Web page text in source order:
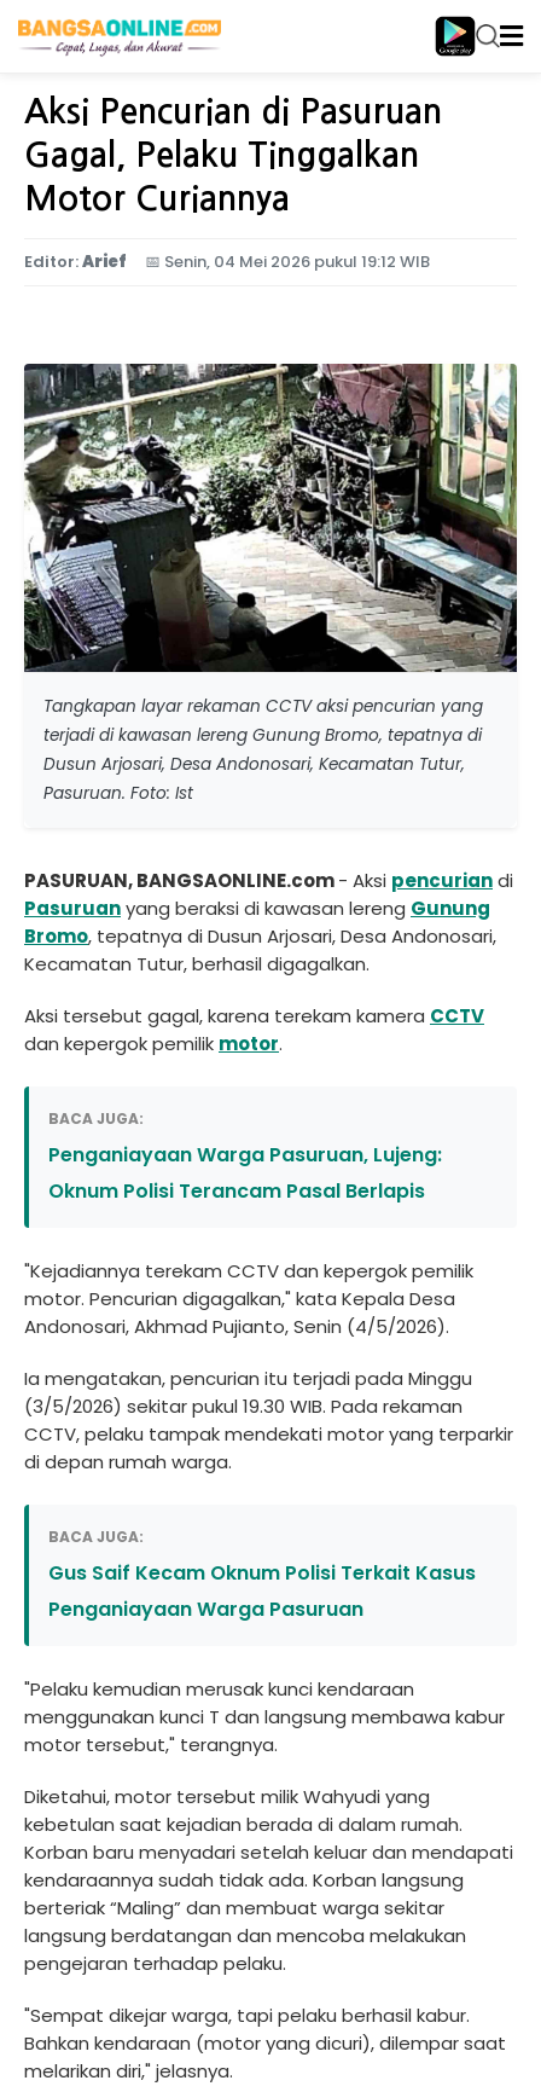
Home Jawa Timur
Aksi Pencurian di Pasuruan
Gagal, Pelaku Tinggalkan
Motor Curiannya
Editor:Arief 📅 Senin, 04 Mei 2026 pukul 19:12 WIB
Tangkapan layar rekaman CCTV aksi pencurian yang
terjadi di kawasan lereng Gunung Bromo, tepatnya di
Dusun Arjosari, Desa Andonosari, Kecamatan Tutur,
Pasuruan. Foto: Ist
PASURUAN, BANGSAONLINE.com- Aksi pencuriandi
Pasuruanyang beraksi di kawasan lereng Gunung
Bromo, tepatnya di Dusun Arjosari, Desa Andonosari,
Kecamatan Tutur, berhasil digagalkan.
Aksi tersebut gagal, karena terekam kamera CCTV
dan kepergok pemilik motor.
BACA JUGA:
Penganiayaan Warga Pasuruan, Lujeng:
Oknum Polisi Terancam Pasal Berlapis
"Kejadiannya terekam CCTV dan kepergok pemilik
motor. Pencurian digagalkan," kata Kepala Desa
Andonosari, Akhmad Pujianto, Senin (4/5/2026).
Ia mengatakan, pencurian itu terjadi pada Minggu
(3/5/2026) sekitar pukul 19.30 WIB. Pada rekaman
CCTV, pelaku tampak mendekati motor yang terparkir
di depan rumah warga.
BACA JUGA:
Gus Saif Kecam Oknum Polisi Terkait Kasus
Penganiayaan Warga Pasuruan
"Pelaku kemudian merusak kunci kendaraan
menggunakan kunci T dan langsung membawa kabur
motor tersebut," terangnya.
Diketahui, motor tersebut milik Wahyudi yang
kebetulan saat kejadian berada di dalam rumah.
Korban baru menyadari setelah keluar dan mendapati
kendaraannya sudah tidak ada. Korban langsung
berteriak “Maling” dan membuat warga sekitar
langsung berdatangan dan mencoba melakukan
pengejaran terhadap pelaku.
"Sempat dikejar warga, tapi pelaku berhasil kabur.
Bahkan kendaraan (motor yang dicuri), dilempar saat
melarikan diri," jelasnya.